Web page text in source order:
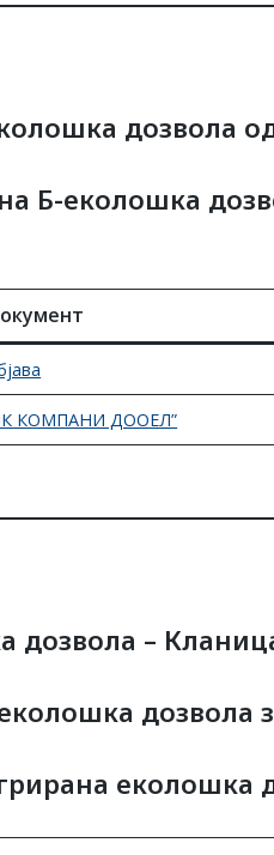
Б-еколошка
КОМПАНИ ДООЕЛ”
дозвола –
дозвола